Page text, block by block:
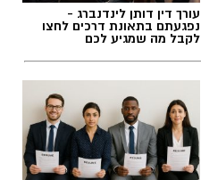
עורך דין דותן לינדנברג -
נפגעתם בתאונת דרכים לחצו
לקבל מה שמגיע לכם